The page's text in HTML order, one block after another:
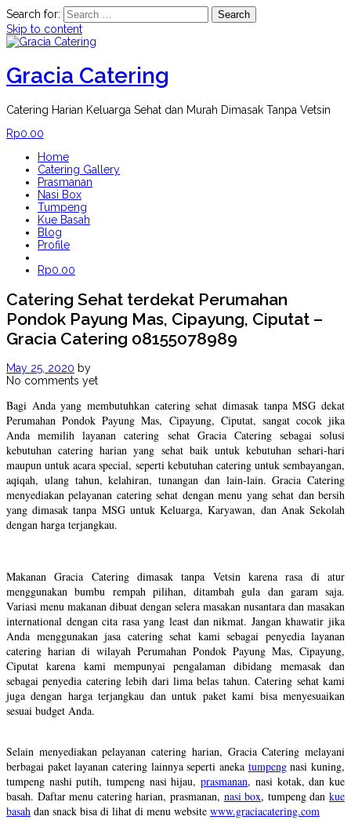
Search for:
Skip to content
Gracia Catering
Catering Harian Keluarga Sehat dan Murah Dimasak Tanpa Vetsin
Rp0.00
Home
Catering Gallery
Prasmanan
Nasi Box
Tumpeng
Kue Basah
Blog
Profile
Rp0.00
Catering Sehat terdekat Perumahan
Pondok Payung Mas, Cipayung, Ciputat –
Gracia Catering 08155078989
May 25, 2020 by
No comments yet
Bagi Anda yang membutuhkan catering sehat dimasak tanpa MSG dekat
Perumahan Pondok Payung Mas, Cipayung, Ciputat, sangat cocok jika
Anda memilih layanan catering sehat Gracia Catering sebagai solusi
kebutuhan catering harian yang sehat baik untuk kebutuhan sehari-hari
maupun untuk acara special, seperti kebutuhan catering untuk sembayangan,
aqiqah, ulang tahun, kelahiran, tunangan dan lain-lain. Gracia Catering
menyediakan pelayanan catering sehat dengan menu yang sehat dan bersih
yang dimasak tanpa MSG untuk Keluarga, Karyawan, dan Anak Sekolah
dengan harga terjangkau.
Makanan Gracia Catering dimasak tanpa Vetsin karena rasa di atur
menggunakan bumbu rempah pilihan, ditambah gula dan garam saja.
Variasi menu makanan dibuat dengan selera masakan nusantara dan masakan
international dengan cita rasa yang least dan nikmat. Jangan khawatir jika
Anda menggunakan jasa catering sehat kami sebagai penyedia layanan
catering harian di wilayah Perumahan Pondok Payung Mas, Cipayung,
Ciputat karena kami mempunyai pengalaman dibidang memasak dan
sebagai penyedia catering lebih dari lima belas tahun. Catering sehat kami
juga dengan harga terjangkau dan untuk paket kami bisa menyesuaikan
sesuai budget Anda.
Selain menyediakan pelayanan catering harian, Gracia Catering melayani
berbagai paket layanan catering lainnya seperti aneka tumpengnasi kuning,
tumpeng nashi putih, tumpeng nasi hijau,prasmanan, nasi kotak, dan kue
basah. Daftar menu catering harian, prasmanan, nasi box, tumpeng dankue
basah dan snack bisa di lihat di menu website www.graciacatering.com